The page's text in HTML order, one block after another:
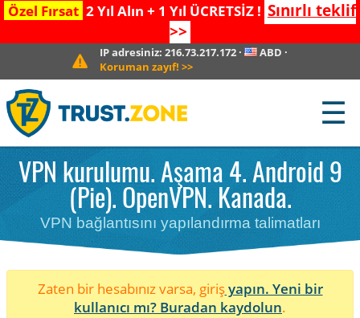
Özel Fırsat 2 Yıl Alın + 1 Yıl ÜCRETSİZ ! Sınırlı teklif
>>
IP adresiniz:216.73.217.172 · ABD ·
Koruman zayıf! >>
☰
VPN kurulumu. Aşama 4. Android 9
(Pie). OpenVPN. Kanada.
VPN bağlantısını yapılandırma talimatları
Zaten bir hesabınız varsa, girişyapın. Yeni bir
kullanıcı mı? Buradan kaydolun.